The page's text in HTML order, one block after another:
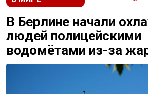
В Берлине начали
людей полицейскими
водомётами из-за